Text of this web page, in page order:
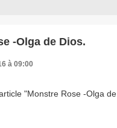
-Olga de Dios.
à 09:00